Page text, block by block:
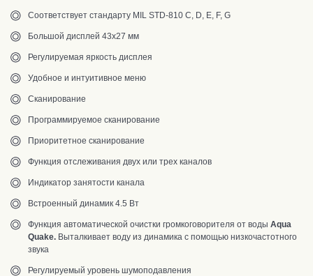
Соответствует стандарту MIL STD-810 C, D, E, F, G
Большой дисплей 43х27 мм
Регулируемая яркость дисплея
Удобное и интуитивное меню
Сканирование
Программируемое сканирование
Приоритетное сканирование
Функция отслеживания двух или трех каналов
Индикатор занятости канала
Встроенный динамик 4.5 Вт
Функция автоматической очистки громкоговорителя от воды Aqua
Quake. Выталкивает воду из динамика с помощью низкочастотного
звука
Регулируемый уровень шумоподавления